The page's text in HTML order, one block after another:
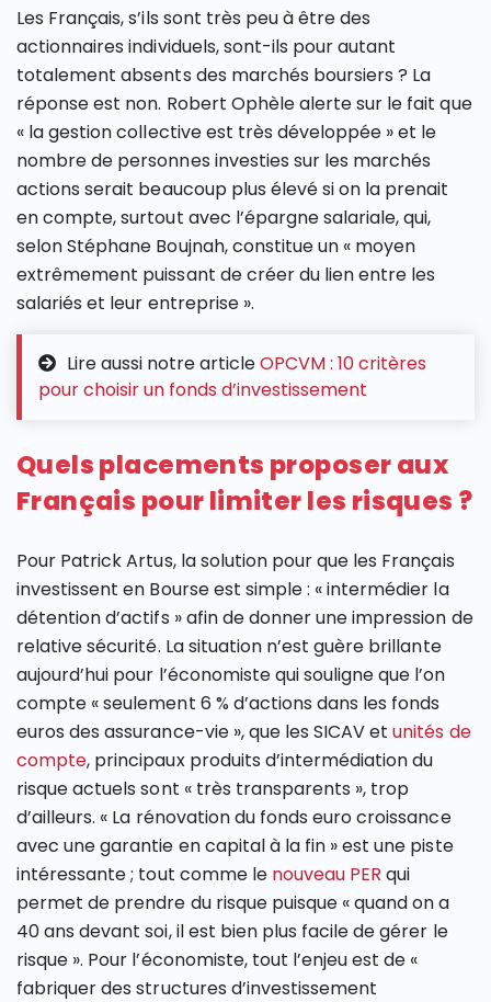
Les Français, s’ils sont très peu à être des
actionnaires individuels, sont-ils pour autant
totalement absents des marchés boursiers ? La
réponse est non. Robert Ophèle alerte sur le fait que
« la gestion collective est très développée » et le
nombre de personnes investies sur les marchés
actions serait beaucoup plus élevé si on la prenait
en compte, surtout avec l’épargne salariale, qui,
selon Stéphane Boujnah, constitue un « moyen
extrêmement puissant de créer du lien entre les
salariés et leur entreprise ».
Lire aussi notre articleOPCVM : 10 critères
pour choisir un fonds d’investissement
Quels placements proposer aux
Français pour limiter les risques ?
Pour Patrick Artus, la solution pour que les Français
investissent en Bourse est simple : « intermédier la
détention d’actifs » afin de donner une impression de
relative sécurité. La situation n’est guère brillante
aujourd’hui pour l’économiste qui souligne que l’on
compte « seulement 6 % d’actions dans les fonds
euros des assurance-vie », que les SICAV etunités de
compte, principaux produits d’intermédiation du
risque actuels sont « très transparents », trop
d’ailleurs. « La rénovation du fonds euro croissance
avec une garantie en capital à la fin » est une piste
intéressante ; tout comme le nouveau PER qui
permet de prendre du risque puisque « quand on a
40 ans devant soi, il est bien plus facile de gérer le
risque ». Pour l’économiste, tout l’enjeu est de «
fabriquer des structures d’investissement